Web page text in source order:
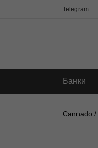
Telegram
Банки
Cannado /